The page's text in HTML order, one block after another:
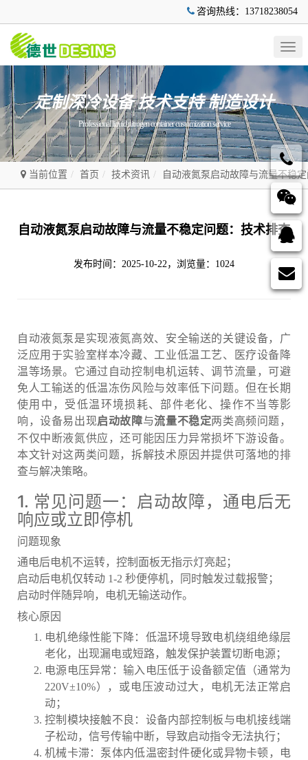
咨询热线：13718238054
定制深冷设备 技术支持 制造设计
Professional liquid nitrogen container customization service
当前位置 首页 技术资讯 自动液氮泵启动故障与流量不稳
自动液氮泵启动故障与流量不稳定问题：技术排查
发布时间：2025-10-22，浏览量：1024
自动液氮泵是实现液氮高效、安全输送的关键设备，广
泛应用于实验室样本冷藏、工业低温工艺、医疗设备降
温等场景。它通过自动控制电机运转、调节流量，可避
免人工输送的低温冻伤风险与效率低下问题。但在长期
使用中，受低温环境损耗、部件老化、操作不当等影
响，设备易出现启动故障与流量不稳定两类高频问题，
不仅中断液氮供应，还可能因压力异常损坏下游设备。
本文针对这两类问题，拆解技术原因并提供可落地的排
查与解决策略。
1. 常见问题一：启动故障，通电后无
响应或立即停机
问题现象
通电后电机不运转，控制面板无指示灯亮起；
启动后电机仅转动 1-2 秒便停机，同时触发过载报警；
启动时伴随异响，电机无输送动作。
核心原因
电机绝缘性能下降：低温环境导致电机绕组绝缘层
老化，出现漏电或短路，触发保护装置切断电源；
电源电压异常：输入电压低于设备额定值（通常为
220V±10%），或电压波动过大，电机无法正常启
动；
控制模块接触不良：设备内部控制板与电机接线端
子松动，信号传输中断，导致启动指令无法执行；
机械卡滞：泵体内低温密封件硬化或异物卡顿，电